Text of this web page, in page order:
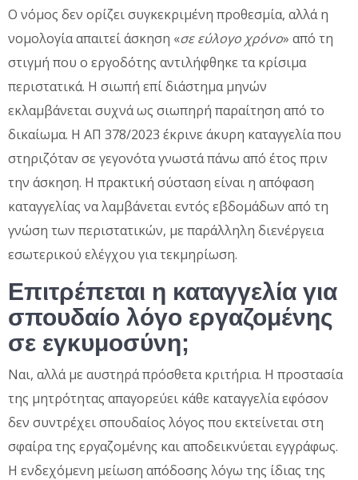
Ο νόμος δεν ορίζει συγκεκριμένη προθεσμία, αλλά η
νομολογία απαιτεί άσκηση «σε εύλογο χρόνο» από τη
στιγμή που ο εργοδότης αντιλήφθηκε τα κρίσιμα
περιστατικά. Η σιωπή επί διάστημα μηνών
εκλαμβάνεται συχνά ως σιωπηρή παραίτηση από το
δικαίωμα. Η ΑΠ 378/2023 έκρινε άκυρη καταγγελία που
στηριζόταν σε γεγονότα γνωστά πάνω από έτος πριν
την άσκηση. Η πρακτική σύσταση είναι η απόφαση
καταγγελίας να λαμβάνεται εντός εβδομάδων από τη
γνώση των περιστατικών, με παράλληλη διενέργεια
εσωτερικού ελέγχου για τεκμηρίωση.
Επιτρέπεται η καταγγελία για
σπουδαίο λόγο εργαζομένης
σε εγκυμοσύνη;
Ναι, αλλά με αυστηρά πρόσθετα κριτήρια. Η προστασία
της μητρότητας απαγορεύει κάθε καταγγελία εφόσον
δεν συντρέχει σπουδαίος λόγος που εκτείνεται στη
σφαίρα της εργαζομένης και αποδεικνύεται εγγράφως.
Η ενδεχόμενη μείωση απόδοσης λόγω της ίδιας της